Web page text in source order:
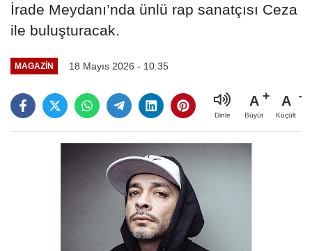
İrade Meydanı’nda ünlü rap sanatçısı Ceza
ile buluşturacak.
MAGAZİN 18 Mayıs 2026 - 10:35
Dinle
A
Büyüt
A
Küçült